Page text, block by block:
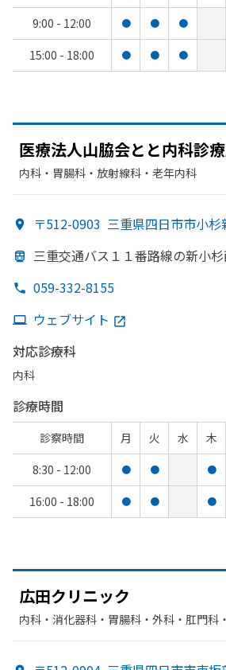
9:00 - 12:00
● ● ●
15:00 - 18:00 ● ● ●
医療法人山脇会とと内科診
内科・​胃腸科・​放射線科・​老年内科
〒512-0903 三重県四日市市小
三重交通バス１１番路線の新小
059-332-8155
ウェブサイト
対応診療科
内科
診療時間
診察時間 月 火 水 木
8:30 - 12:00
● ● ●
16:00 - 18:00 ● ● ●
広田クリニック
内科・​消化器科・​胃腸科・​外科・​肛門科